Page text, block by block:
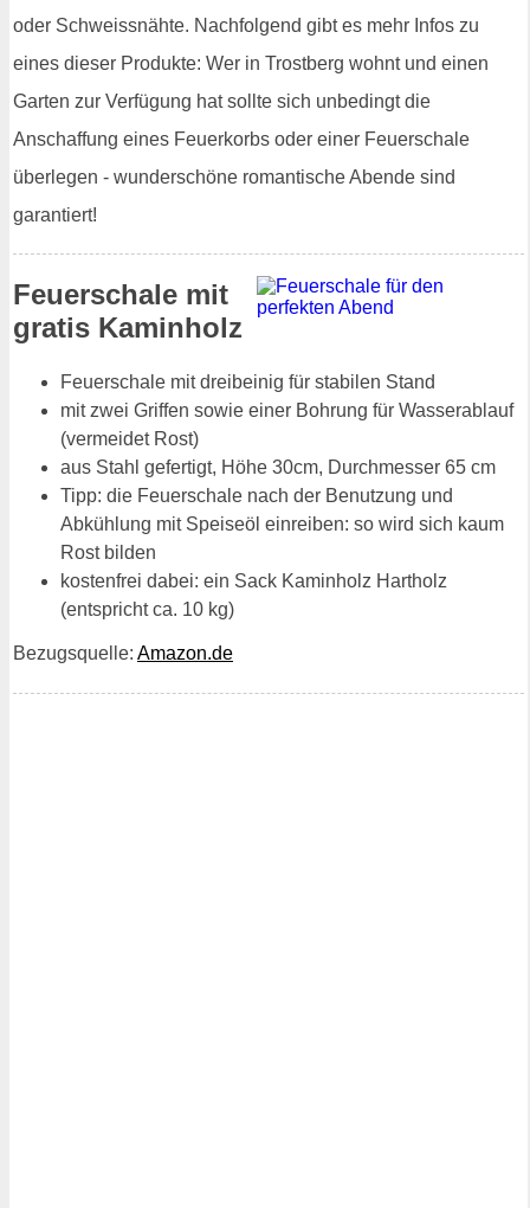
oder Schweissnähte. Nachfolgend gibt es mehr Infos zu
eines dieser Produkte: Wer in Trostberg wohnt und einen
Garten zur Verfügung hat sollte sich unbedingt die
Anschaffung eines Feuerkorbs oder einer Feuerschale
überlegen - wunderschöne romantische Abende sind
garantiert!
Feuerschale mit
gratis Kaminholz
Feuerschale mit dreibeinig für stabilen Stand
mit zwei Griffen sowie einer Bohrung für Wasserablauf
(vermeidet Rost)
aus Stahl gefertigt, Höhe 30cm, Durchmesser 65 cm
Tipp: die Feuerschale nach der Benutzung und
Abkühlung mit Speiseöl einreiben: so wird sich kaum
Rost bilden
kostenfrei dabei: ein Sack Kaminholz Hartholz
(entspricht ca. 10 kg)
Bezugsquelle: Amazon.de